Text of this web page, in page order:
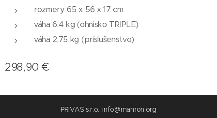
rozmery 65 x 56 x 17 cm
váha 6,4 kg (ohnisko TRIPLE)
váha 2,75 kg (príslušenstvo)
298,90 €
PRIVAS s.r.o., info@mamon.org